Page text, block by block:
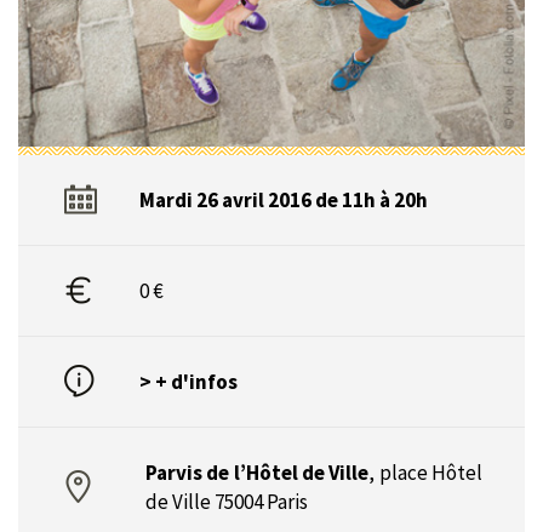
Mardi 26 avril 2016 de 11h à 20h
0 €
> + d'infos
Parvis de l’Hôtel de Ville, place Hôtel
de Ville 75004 Paris